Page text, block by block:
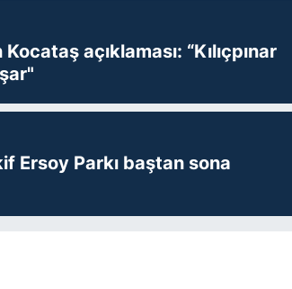
açıklaması: “Kılıçpınar
Ersoy Parkı baştan sona